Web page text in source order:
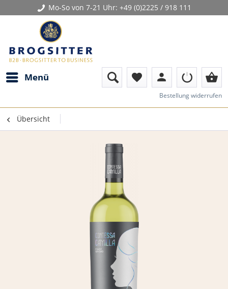
Mo-So von 7-21 Uhr: +49 (0)2225 / 918 111
Menü favorite person shopping_basket
Bestellung widerrufen
Übersicht